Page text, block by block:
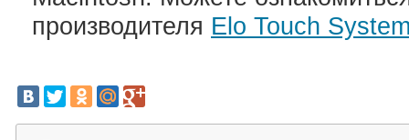
производителя Elo Touch